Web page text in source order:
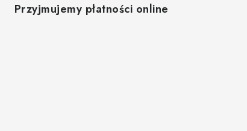
Przyjmujemy płatności online